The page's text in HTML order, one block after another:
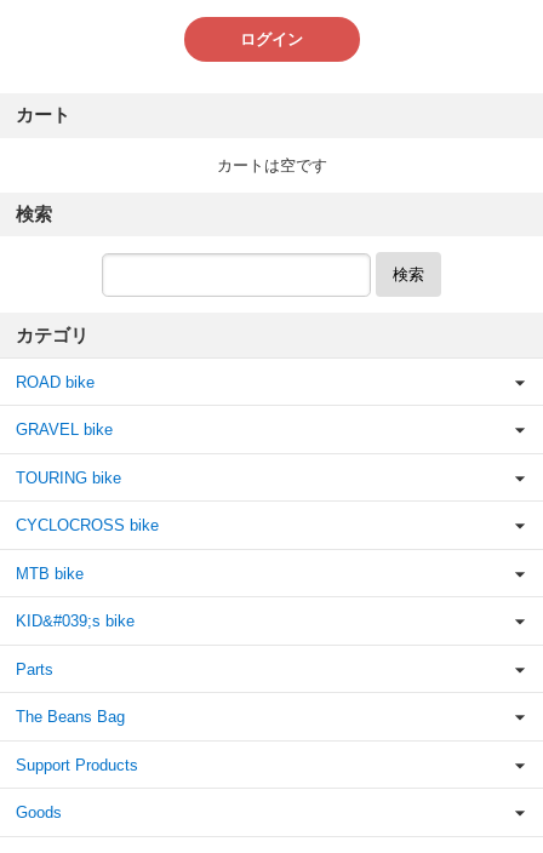
ログイン
カート
カートは空です
検索
検索
カテゴリ
ROAD bike
GRAVEL bike
TOURING bike
CYCLOCROSS bike
MTB bike
KID&#039;s bike
Parts
The Beans Bag
Support Products
Goods